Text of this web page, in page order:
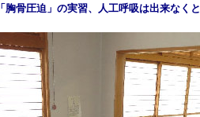
「胸骨圧迫」の実習、人工呼吸は出来な